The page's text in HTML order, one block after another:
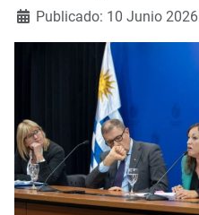
Detalles
Publicado: 10 Junio 2026